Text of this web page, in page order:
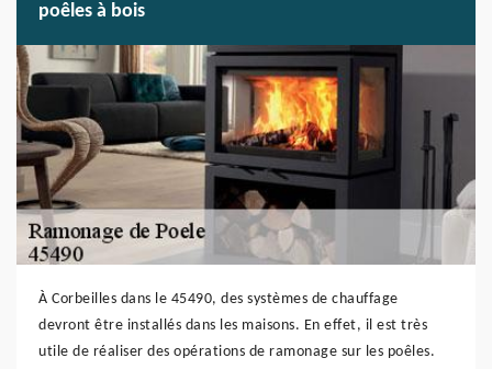
poêles à bois
À Corbeilles dans le 45490, des systèmes de chauffage
devront être installés dans les maisons. En effet, il est très
utile de réaliser des opérations de ramonage sur les poêles.